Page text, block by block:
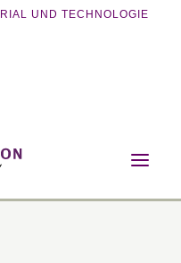
UND TECHNOLOGIE
der Zukunft